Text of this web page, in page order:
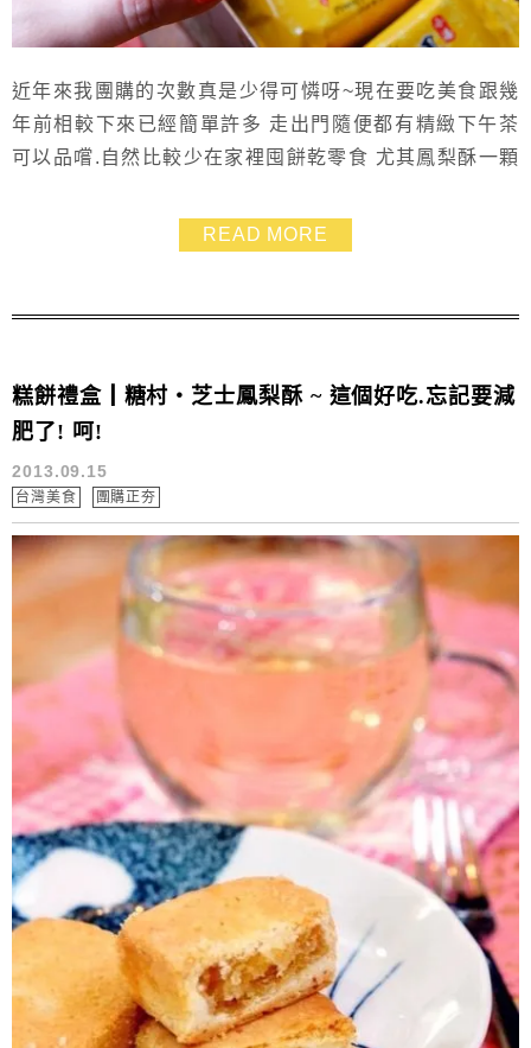
近年來我團購的次數真是少得可憐呀~現在要吃美食跟幾
年前相較下來已經簡單許多 走出門隨便都有精緻下午茶
可以品嚐.自然比較少在家裡囤餅乾零食 尤其鳳梨酥一顆
過兩顆呀~~ XD 說到板橋的伴手禮大家應該都知道【小
潘鳳梨酥】 不過我聽說它那麼久.卻還一直沒吃過耶! 聽了
我買了一盒 ❤
READ MORE
糕餅禮盒┃糖村‧芝士鳳梨酥 ~ 這個好吃.忘記要減
肥了! 呵!
2013.09.15
台灣美食 團購正夯